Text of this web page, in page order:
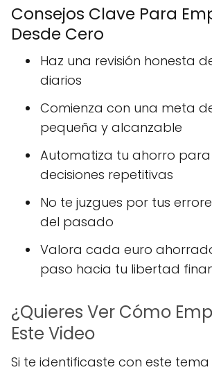
Consejos Clave Para
Desde Cero
Haz una revisión honesta
diarios
Comienza con una meta
pequeña y alcanzable
Automatiza tu ahorro
decisiones repetitivas
No te juzgues por tus
del pasado
Valora cada euro
paso hacia tu libertad
¿Quieres Ver Cómo
Este Video
Si te identificaste con este tema